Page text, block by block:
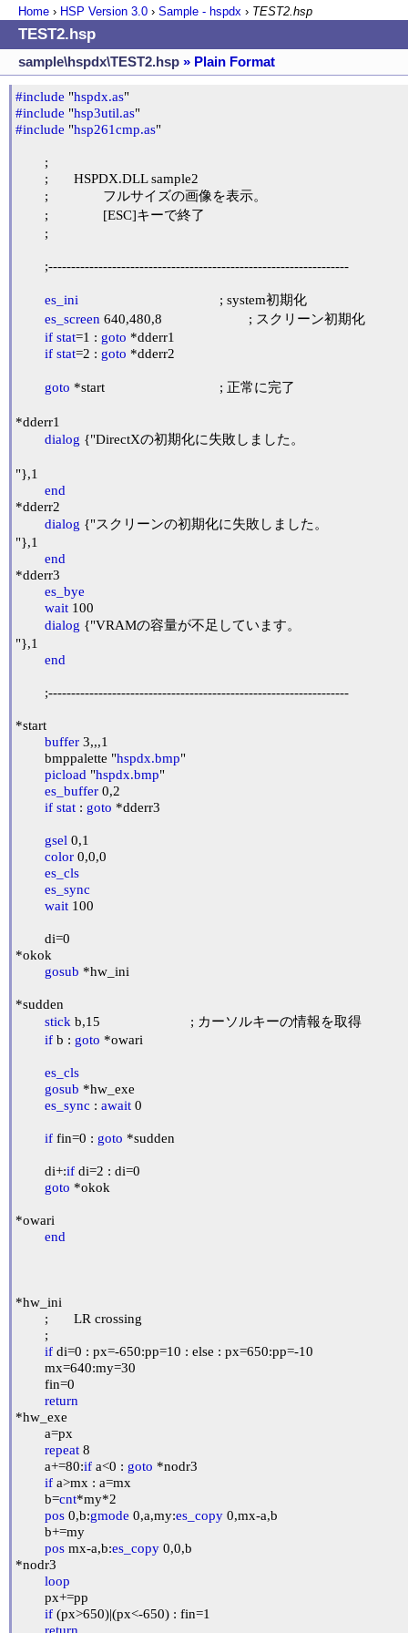
Home › HSP Version 3.0 › Sample - hspdx › TEST2.hsp
TEST2.hsp
sample\hspdx\TEST2.hsp » Plain Format
#include "hspdx.as
#include "hsp3util.as
#include "hsp261cmp.as"
es_ini
es_screen 640,480,8			; スクリーン初期化
if stat=1 : goto *dderr1
if stat=2 : goto *dderr2
goto *start				; 正常に完了
*dderr1
dialog {"DirectXの初期化に失敗しました。
"},1
end
*dderr2
dialog {"スクリーンの初期化に失敗しました。
"},1
end
*dderr3
es_bye
wait 100
dialog {"VRAMの容量が不足しています。
"},1
end
*start
buffer 3,,,1
	bmppalette "
hspdx.bmp"
picload "hspdx.bmp"
es_buffer 0,2
if stat : goto *dderr3
gsel 0,1
color 0,0,0
es_cls
es_sync
wait 100
*okok
gosub *hw_ini
*sudden
stick b,15				; カーソルキーの情報を取得
if b : goto *owari
es_cls
gosub *hw_exe
es_sync : await 0
if fin=0 : goto *sudden
	di+:
if di=2 : di=0
goto *okok
*owari
end
*hw_ini
if di=0 : px=-650:pp=10 : else : px=650:pp=-10
return
*hw_exe
repeat 8
	a+=80:
if a<0 : goto *nodr3
if a>mx : a=mx
	b=
cnt*my*2
pos 0,b:gmode 0,a,my:es_copy 0,mx-a,b
pos mx-a,b:es_copy 0,0,b
*nodr3
loop
if (px>650)|(px<-650) : fin=1
return